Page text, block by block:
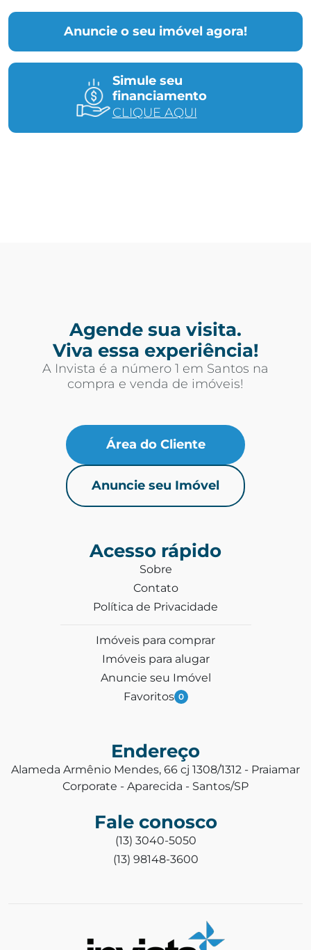
Anuncie o seu imóvel agora!
Simule seu
financiamento
CLIQUE AQUI
Agende sua visita.
Viva essa experiência!
A Invista é a número 1 em Santos na
compra e venda de imóveis!
Área do Cliente
Anuncie seu Imóvel
Acesso rápido
Sobre
Contato
Política de Privacidade
Imóveis para comprar
Imóveis para alugar
Anuncie seu Imóvel
Favoritos 0
Endereço
Alameda Armênio Mendes, 66 cj 1308/1312 - Praiamar
Corporate - Aparecida - Santos/SP
Fale conosco
(13) 3040-5050
(13) 98148-3600